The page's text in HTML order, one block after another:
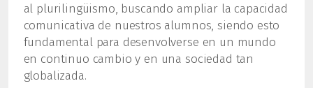
al plurilingüismo, buscando ampliar la capacidad
comunicativa de nuestros alumnos, siendo esto
fundamental para desenvolverse en un mundo
en continuo cambio y en una sociedad tan
globalizada.